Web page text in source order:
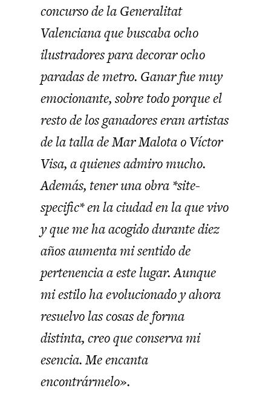
concurso de la Generalitat
Valenciana que buscaba ocho
ilustradores para decorar ocho
paradas de metro. Ganar fue muy
emocionante, sobre todo porque el
resto de los ganadores eran artistas
de la talla de Mar Malota o Víctor
Visa, a quienes admiro mucho.
Además, tener una obra *site-
specific* en la ciudad en la que vivo
y que me ha acogido durante diez
años aumenta mi sentido de
pertenencia a este lugar. Aunque
mi estilo ha evolucionado y ahora
resuelvo las cosas de forma
distinta, creo que conserva mi
esencia. Me encanta
encontrármelo».